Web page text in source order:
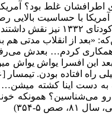
تحلیل دانشجویان در سال ۱۳۵۸
نوع تحرکی با محوریت
«بعد از انقلاب مدتی هم
همکاری کردم… بعدش
این افسرا یواش
افتاده بودن.
به دست اینا کشته
رو می‌شناسین؟ همونکه
۵-۳۵۴)